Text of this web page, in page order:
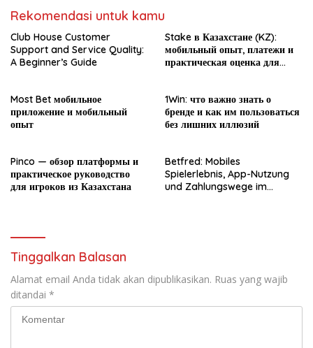
Rekomendasi untuk kamu
Club House Customer
Support and Service Quality:
A Beginner’s Guide
Stake в Казахстане (KZ):
мобильный опыт, платежи и
практическая оценка для
Most Bet мобильное
приложение и мобильный
опыт
1Win: что важно знать о
бренде и как им пользоваться
без лишних иллюзий
Pinco — обзор платформы и
практическое руководство
для игроков из Казахстана
Betfred: Mobiles
Spielerlebnis, App-Nutzung
und Zahlungswege im
Tinggalkan Balasan
Alamat email Anda tidak akan dipublikasikan. Ruas yang wajib
ditandai *